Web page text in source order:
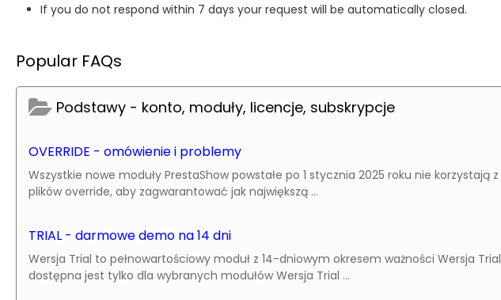
If you do not respond within 7 days your request will be automatically closed.
Popular FAQs
Podstawy - konto, moduły, licencje, subskrypcje
OVERRIDE - omówienie i problemy
Wszystkie nowe moduły PrestaShow powstałe po 1 stycznia 2025 roku nie korzystają z
plików override, aby zagwarantować jak największą ...
TRIAL - darmowe demo na 14 dni
Wersja Trial to pełnowartościowy moduł z 14-dniowym okresem ważności Wersja Trial
dostępna jest tylko dla wybranych modułów Wersja Trial ...